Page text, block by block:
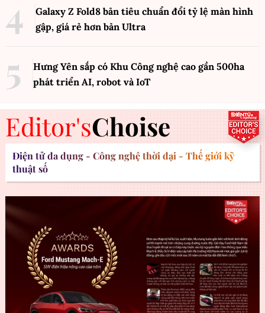
Galaxy Z Fold8 bản tiêu chuẩn đổi tỷ lệ màn hình
gập, giá rẻ hơn bản Ultra
Hưng Yên sắp có Khu Công nghệ cao gần 500ha
phát triển AI, robot và IoT
Editor'sChoise
Điện tử đa dụng - Công nghệ thời đại - Thế giới kỹ
thuật số